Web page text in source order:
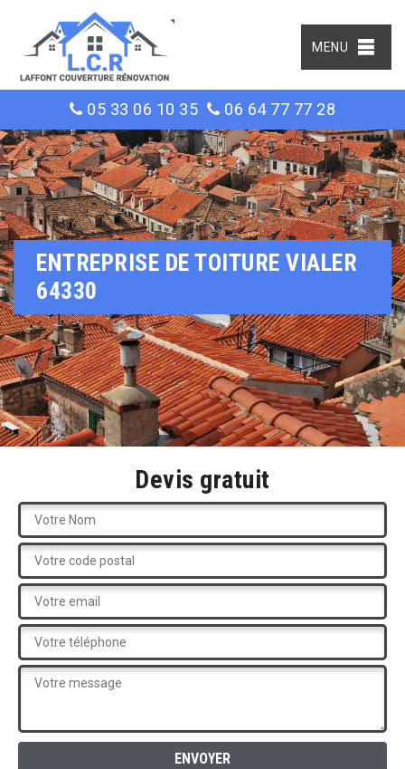
MENU
05 33 06 10 35 06 64 77 77 28
ENTREPRISE DE TOITURE VIALER
64330
Devis gratuit